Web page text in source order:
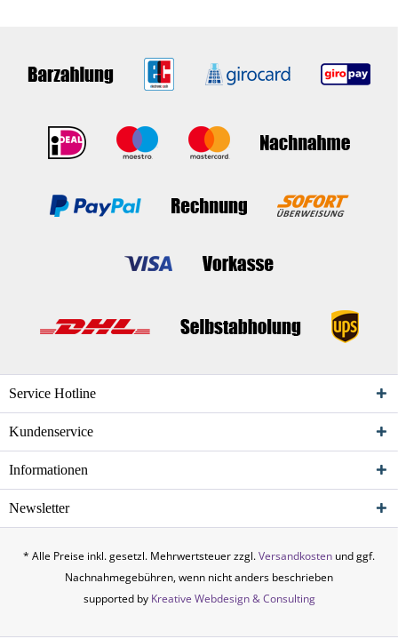
Service Hotline
Kundenservice
Informationen
Newsletter
* Alle Preise inkl. gesetzl. Mehrwertsteuer zzgl.Versandkosten und ggf.
Nachnahmegebühren, wenn nicht anders beschrieben
supported by Kreative Webdesign & Consulting